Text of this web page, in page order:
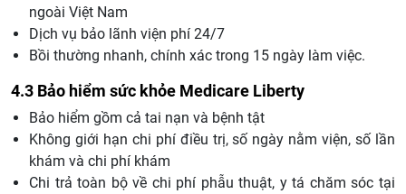
ngoài Việt Nam
Dịch vụ bảo lãnh viện phí 24/7
Bồi thường nhanh, chính xác trong 15 ngày làm việc.
4.3 Bảo hiểm sức khỏe Medicare Liberty
Bảo hiểm gồm cả tai nạn và bệnh tật
Không giới hạn chi phí điều trị, số ngày nằm viện, số lần
khám và chi phí khám
Chi trả toàn bộ về chi phí phẫu thuật, y tá chăm sóc tại